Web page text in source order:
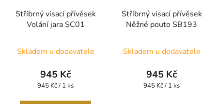
Stříbrný visací přívěsek
Volání jara SC01
Skladem u dodavatele
945 Kč
Měrná
945 Kč / 1 ks
Stříbrný visací přívěsek
Něžné pouto SB193
Skladem u dodavatele
945 Kč
Měrná
945 Kč / 1 ks